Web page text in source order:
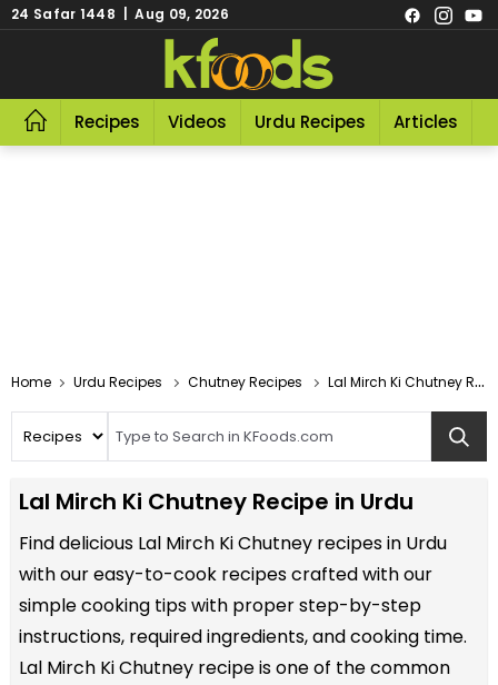
24 Safar 1448 | Aug 09, 2026
Recipes Videos Urdu Recipes Articles
Home Urdu Recipes Chutney Recipes Lal Mirch Ki Chutney Recipe In Urdu
Lal Mirch Ki Chutney Recipe in Urdu
Find delicious Lal Mirch Ki Chutney recipes in Urdu
with our easy-to-cook recipes crafted with our
simple cooking tips with proper step-by-step
instructions, required ingredients, and cooking time.
Lal Mirch Ki Chutney recipe is one of the common